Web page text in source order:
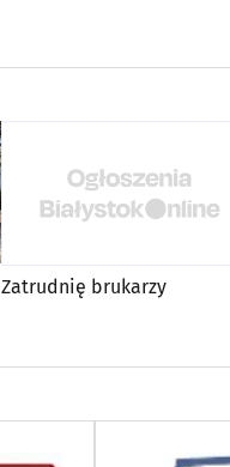
Zatrudnię brukarzy